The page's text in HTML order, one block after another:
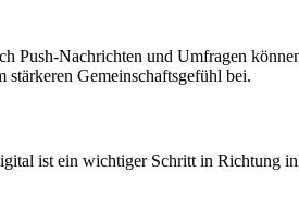
Nachrichten und Umfragen
Gemeinschaftsgefühl bei.
ist ein wichtiger Schritt in Richtung